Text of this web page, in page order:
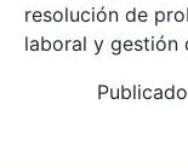
resolución de
laboral y gestión